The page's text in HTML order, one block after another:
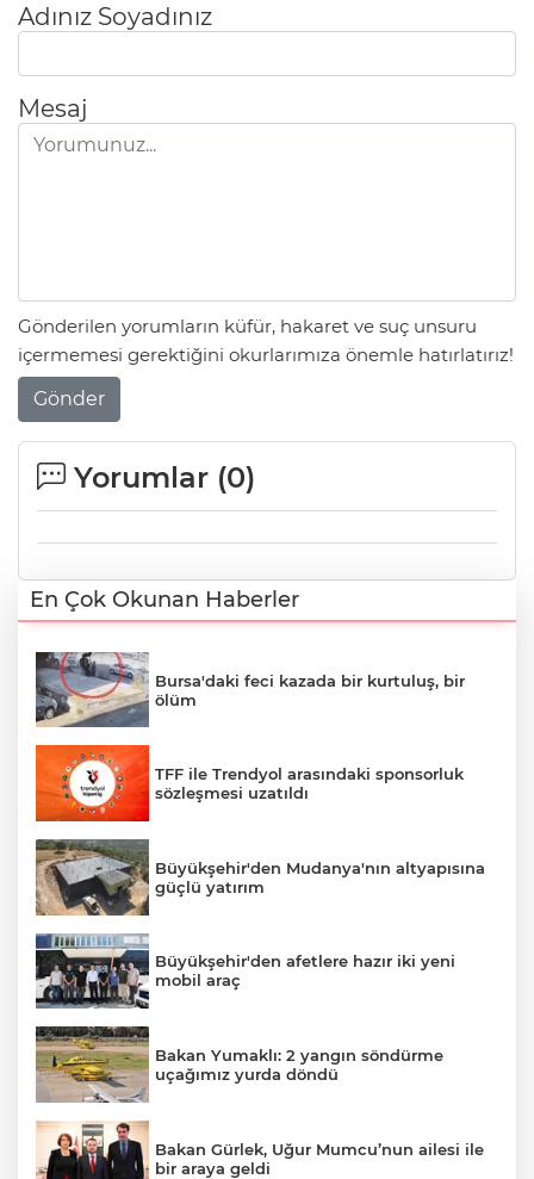
Adınız Soyadınız
Mesaj
Gönderilen yorumların küfür, hakaret ve suç unsuru
içermemesi gerektiğini okurlarımıza önemle hatırlatırız!
Gönder
Yorumlar (0)
En Çok Okunan Haberler
Bursa'daki feci kazada bir kurtuluş, bir
ölüm
TFF ile Trendyol arasındaki sponsorluk
sözleşmesi uzatıldı
Büyükşehir'den Mudanya'nın altyapısına
güçlü yatırım
Büyükşehir'den afetlere hazır iki yeni
mobil araç
Bakan Yumaklı: 2 yangın söndürme
uçağımız yurda döndü
Bakan Gürlek, Uğur Mumcu’nun ailesi ile
bir araya geldi